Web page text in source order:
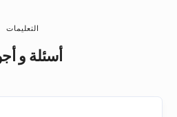
التعليمات
أسئلة و